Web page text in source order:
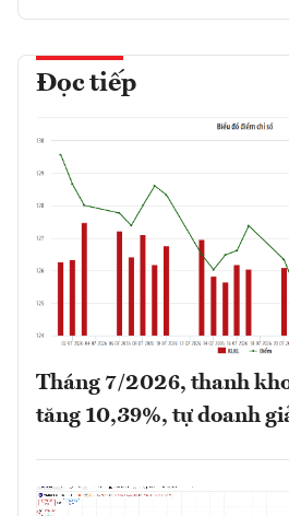
Đọc tiếp
Tháng 7/2026, thanh
tăng 10,39%, tự doanh